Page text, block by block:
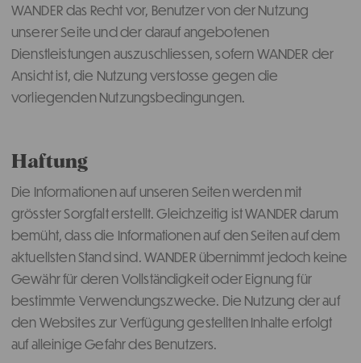
WANDER das Recht vor, Benutzer von der Nutzung
unserer Seite und der darauf angebotenen
Dienstleistungen auszuschliessen, sofern WANDER der
Ansicht ist, die Nutzung verstosse gegen die
vorliegenden Nutzungsbedingungen.
Haftung
Die Informationen auf unseren Seiten werden mit
grösster Sorgfalt erstellt. Gleichzeitig ist WANDER darum
bemüht, dass die Informationen auf den Seiten auf dem
aktuellsten Stand sind. WANDER übernimmt jedoch keine
Gewähr für deren Vollständigkeit oder Eignung für
bestimmte Verwendungszwecke. Die Nutzung der auf
den Websites zur Verfügung gestellten Inhalte erfolgt
auf alleinige Gefahr des Benutzers.